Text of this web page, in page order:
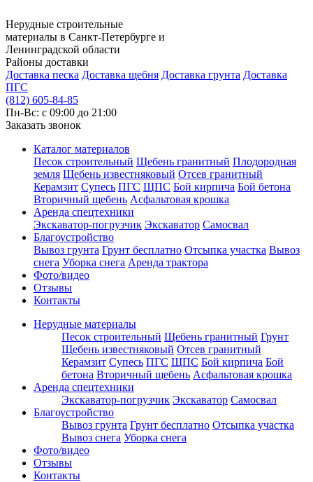
Нерудные строительные
материалы в Санкт-Петербурге и
Ленинградской области
Районы доставки
Доставка песка Доставка щебня Доставка грунта Доставка
ПГС
(812) 605-84-85
Пн-Вс: с 09:00 до 21:00
Заказать звонок
Каталог материалов
Песок строительный Щебень гранитный Плодородная
земля Щебень известняковый Отсев гранитный
Керамзит Супесь ПГС ЩПС Бой кирпича Бой бетона
Вторичный щебень Асфальтовая крошка
Аренда спецтехники
Экскаватор-погрузчик Экскаватор Самосвал
Благоустройство
Вывоз грунта Грунт бесплатно Отсыпка участка Вывоз
снега Уборка снега Аренда трактора
Фото/видео
Отзывы
Контакты
Нерудные материалы
Песок строительный Щебень гранитный Грунт
Щебень известняковый Отсев гранитный
Керамзит Супесь ПГС ЩПС Бой кирпича Бой
бетона Вторичный щебень Асфальтовая крошка
Аренда спецтехники
Экскаватор-погрузчик Экскаватор Самосвал
Благоустройство
Вывоз грунта Грунт бесплатно Отсыпка участка
Вывоз снега Уборка снега
Фото/видео
Отзывы
Контакты